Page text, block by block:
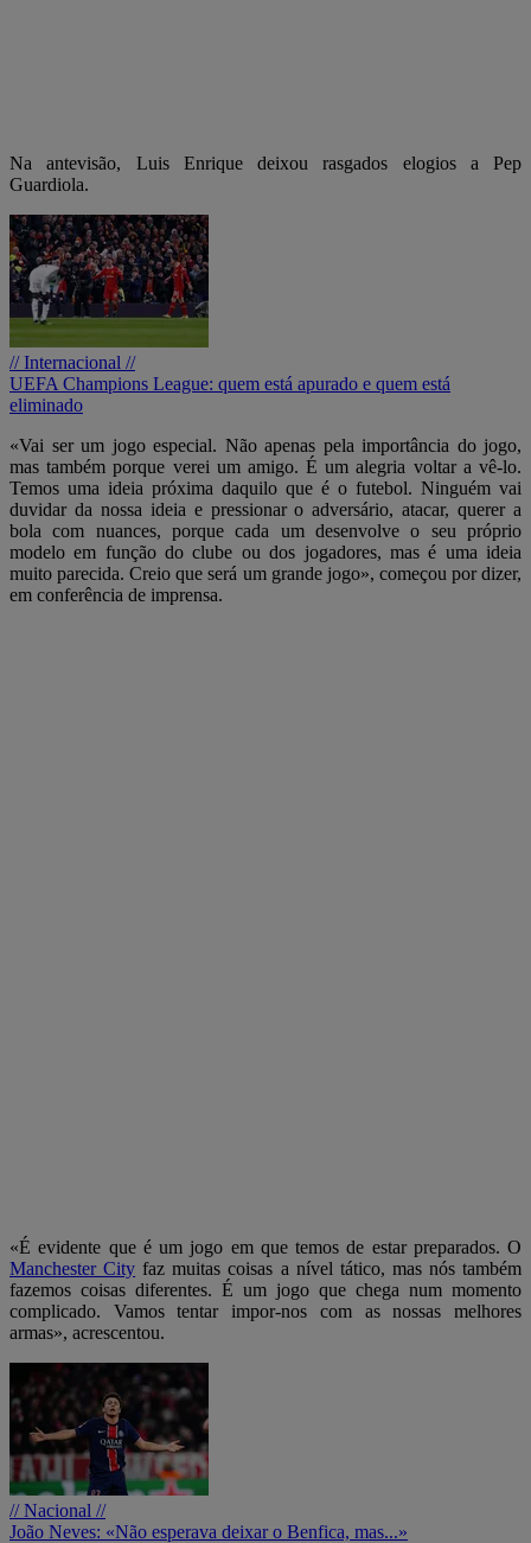
Na antevisão, Luis Enrique deixou rasgados elogios a Pep
Guardiola.
// Internacional //
UEFA Champions League: quem está apurado e quem está
eliminado
«Vai ser um jogo especial. Não apenas pela importância do jogo,
mas também porque verei um amigo. É um alegria voltar a vê-lo.
Temos uma ideia próxima daquilo que é o futebol. Ninguém vai
duvidar da nossa ideia e pressionar o adversário, atacar, querer a
bola com nuances, porque cada um desenvolve o seu próprio
modelo em função do clube ou dos jogadores, mas é uma ideia
muito parecida. Creio que será um grande jogo», começou por dizer,
em conferência de imprensa.
«É evidente que é um jogo em que temos de estar preparados. O
Manchester City faz muitas coisas a nível tático, mas nós também
fazemos coisas diferentes. É um jogo que chega num momento
complicado. Vamos tentar impor-nos com as nossas melhores
armas», acrescentou.
// Nacional //
João Neves: «Não esperava deixar o Benfica, mas...»